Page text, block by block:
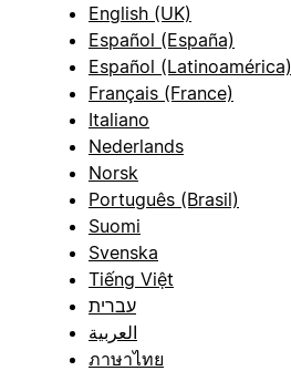
English (UK)
Español (España)
Español (Latinoamérica)
Français (France)
Italiano
Nederlands
Norsk
Português (Brasil)
Suomi
Svenska
Tiếng Việt
עברית
العربية
ภาษาไทย